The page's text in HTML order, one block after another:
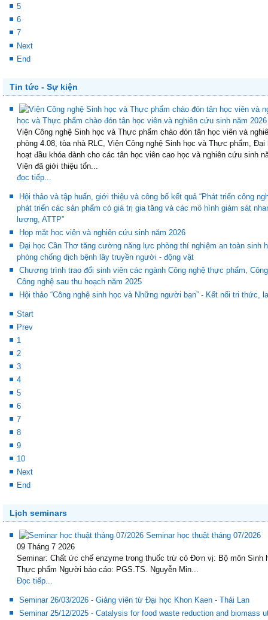
4
5
6
7
Next
Tin tức - Sự kiện
học và Thực phẩm chào đón tân học viên và nghiên cứu sinh năm 2026
Viện Công nghệ Sinh học và Thực phẩm chào đón tân học viên và
phòng 4.08, tòa nhà RLC, Viện Công nghệ Sinh học và Thực phẩm,
hoạt đầu khóa dành cho các tân học viên cao học và nghiên cứu sinh
Viện đã giới thiệu tổn...
Hội thảo và tập huấn, giới thiệu và công bố kết quả “Phát triển công
phát triển các sản phẩm có giá trị gia tăng và các mô hình giám sát
lượng, ATTP”
Họp mặt học viên và nghiên cứu sinh năm 2026
Đại học Cần Thơ tăng cường năng lực phòng thí nghiệm an toàn sinh
phòng chống dịch bệnh lây truyền người - động vật
Chương trình trao đổi sinh viên các ngành Công nghệ thực phẩm,
Công nghệ sau thu hoạch năm 2025
Start
Prev
1
2
3
4
5
6
7
8
9
10
Next
Lịch seminars
09 Tháng 7 2026
Seminar: Chất ức chế enzyme trong thuốc trừ cỏ Đơn vị: Bộ môn Sinh
Thực phẩm Người báo cáo: PGS.TS. Nguyễn Min...
Seminar 26/03/2026 - Giảng viên từ Đại học Khon Kaen - Thái Lan